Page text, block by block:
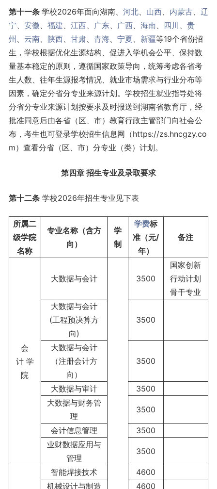
第十一条 学校2026年面向湖南、 河北、 山西、 内蒙古、 辽
宁、 安徽、 福建、 江西、 广东、 广西、 海南、 四川 、 贵
州 、 云南、 陕西、 甘肃、 青海、 宁夏、 新疆等19个省份招
生，学校根据优化生源结构、促进入学机会公平、保持数
量基本稳定的原则，遵循国家政策导向，统筹考虑各省考
生人数、往年生源报考情况、就业市场需求与行业分布等
因素，确定分省分专业来源计划。学校招生就业指导处将
分省分专业来源计划按要求及时报送到湖南省教育厅，经
批准同意后由各省（区、市）教育行政主管部门向社会公
布，考生也可登录学校招生信息网（https://zs.hncgzy.co
m）查看分省（区、市）分专业（类）计划。
第四章 招生专业及录取要求
第十二条学校2026年招生专业见下表
所属二
级学院
名称
专业名称（含方
向）
学
制
学费标
准（元/
年）
备注
会
计 学
院
大数据与会计 3500
国家创新
行动计划
骨干专业
大数据与会计
(工程预决算方
向)
3500
大数据与会计
（注册会计方
向）
3500
大数据与审计
3500
大数据与财务管
理
3500
会计信息管理
3500
业财数据应用与
管理
3500
智能焊接技术
4600
机械设计与制造
4600